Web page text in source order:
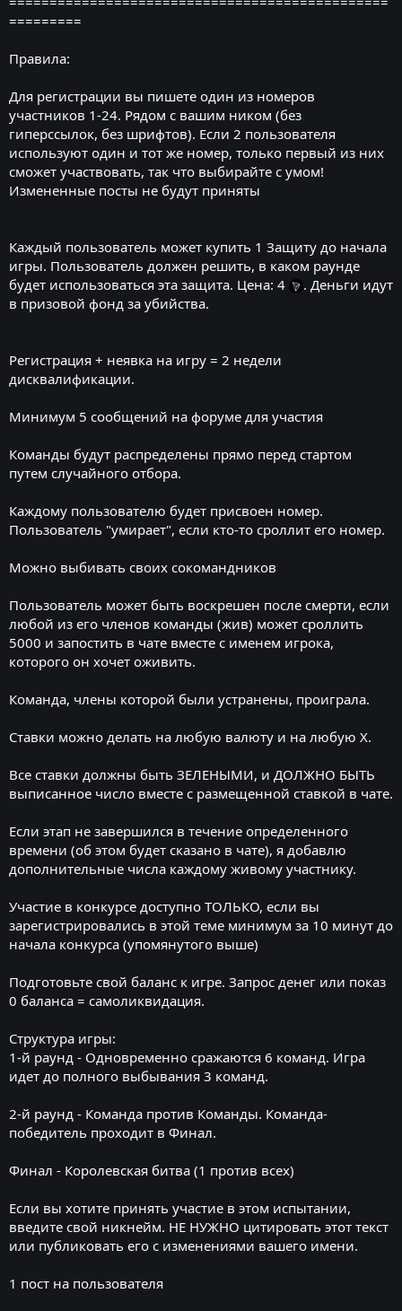
=========
Правила:
Для регистрации вы пишете один из номеров
участников 1-24. Рядом с вашим ником (без
гиперссылок, без шрифтов). Если 2 пользователя
используют один и тот же номер, только первый из них
сможет участвовать, так что выбирайте с умом!
Измененные посты не будут приняты
Каждый пользователь может купить 1 Защиту до начала
игры. Пользователь должен решить, в каком раунде
будет использоваться эта защита. Цена: 4
. Деньги идут
в призовой фонд за убийства.
Регистрация + неявка на игру = 2 недели
дисквалификации.
Минимум 5 сообщений на форуме для участия
Команды будут распределены прямо перед стартом
путем случайного отбора.
Каждому пользователю будет присвоен номер.
Пользователь "умирает", если кто-то сроллит его номер.
Можно выбивать своих сокомандников
Пользователь может быть воскрешен после смерти, если
любой из его членов команды (жив) может сроллить
5000 и запостить в чате вместе с именем игрока,
которого он хочет оживить.
Команда, члены которой были устранены, проиграла.
Ставки можно делать на любую валюту и на любую X.
Все ставки должны быть ЗЕЛЕНЫМИ, и ДОЛЖНО БЫТЬ
выписанное число вместе с размещенной ставкой в чате.
Если этап не завершился в течение определенного
времени (об этом будет сказано в чате), я добавлю
дополнительные числа каждому живому участнику.
Участие в конкурсе доступно ТОЛЬКО, если вы
зарегистрировались в этой теме минимум за 10 минут до
начала конкурса (упомянутого выше)
Подготовьте свой баланс к игре. Запрос денег или показ
0 баланса = самоликвидация.
Структура игры:
1-й раунд - Одновременно сражаются 6 команд. Игра
идет до полного выбывания 3 команд.
2-й раунд - Команда против Команды. Команда-
победитель проходит в Финал.
Финал - Королевская битва (1 против всех)
Если вы хотите принять участие в этом испытании,
введите свой никнейм. НЕ НУЖНО цитировать этот текст
или публиковать его с изменениями вашего имени.
1 пост на пользователя